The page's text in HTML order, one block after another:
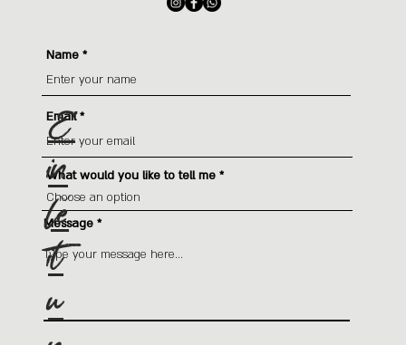
Kontaktieren Sie mich
Name
Email
What would you like to tell me
Message
E
in
le
it
u